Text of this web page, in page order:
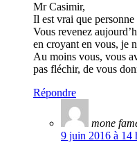
Mr Casimir,
Il est vrai que
Vous revenez
en croyant en vous, je
Au moins vous, vous
pas fléchir, de vous
Répondre
mone
9 juin 2016 à 14